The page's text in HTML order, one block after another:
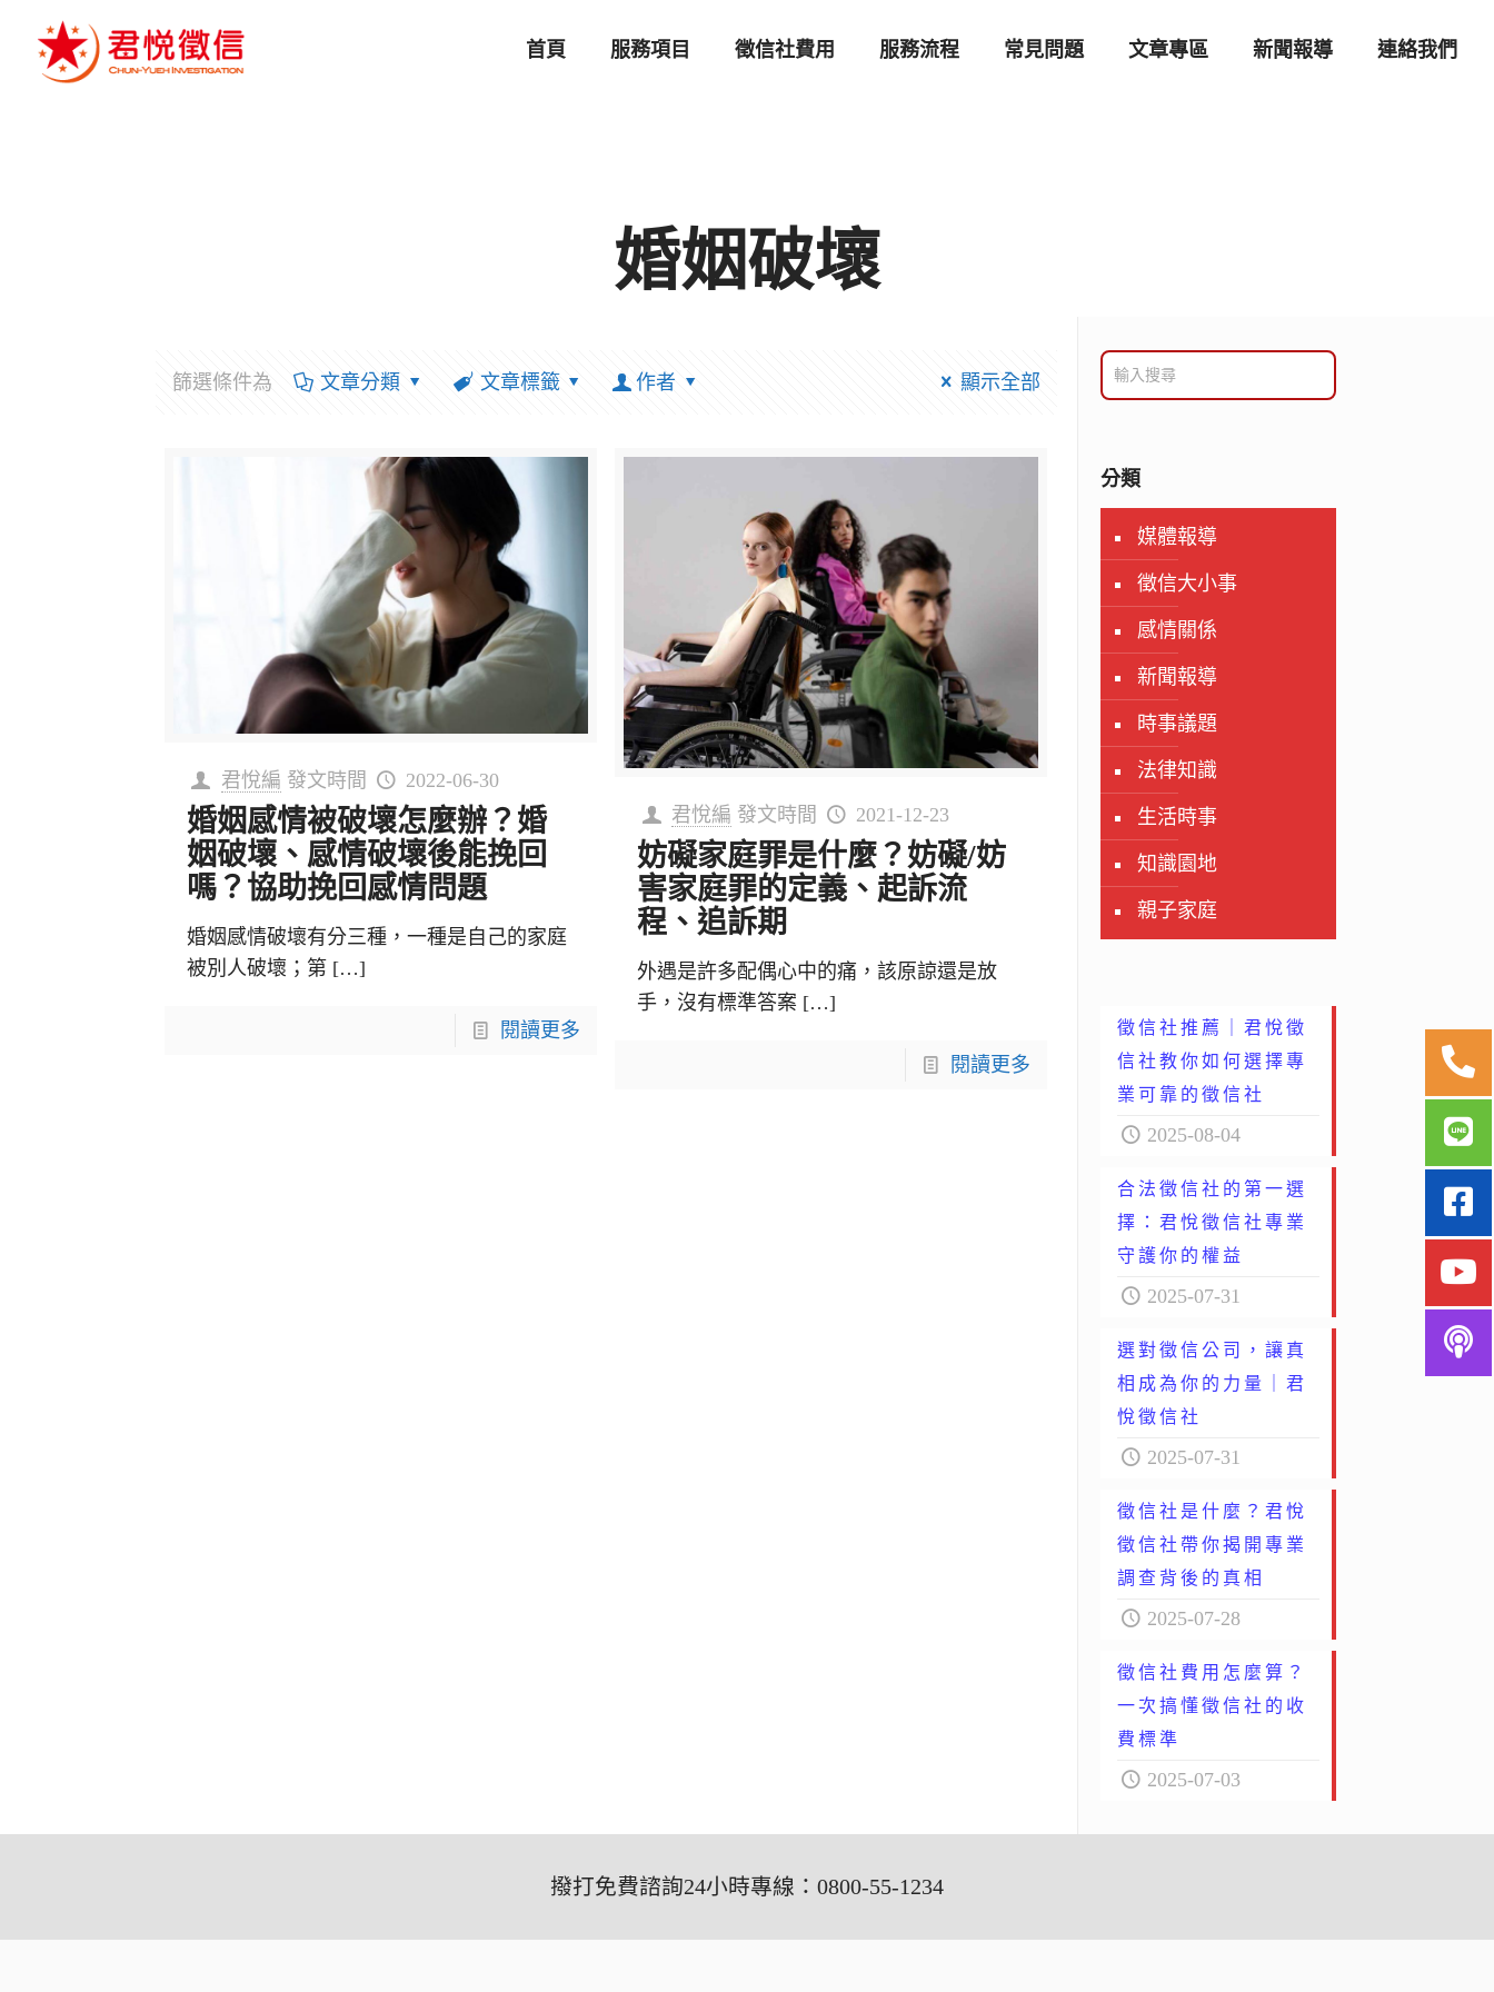
首頁 服務項目 徵信社費用 服務流程 常見問題 文章專區 新聞報導 連絡我們
婚姻破壞
篩選條件為 文章分類 文章標籤 作者 顯示全部
君悅編 發文時間 2022-06-30
婚姻感情被破壞怎麼辦？婚
姻破壞、感情破壞後能挽回
嗎？協助挽回感情問題
婚姻感情破壞有分三種，一種是自己的家庭
被別人破壞；第 […]
閱讀更多
君悅編 發文時間 2021-12-23
妨礙家庭罪是什麼？妨礙/妨
害家庭罪的定義、起訴流
程、追訴期
外遇是許多配偶心中的痛，該原諒還是放
手，沒有標準答案 […]
閱讀更多
分類
媒體報導
徵信大小事
感情關係
新聞報導
時事議題
法律知識
生活時事
知識園地
親子家庭
徵信社推薦｜君悅徵
信社教你如何選擇專
業可靠的徵信社
2025-08-04
合法徵信社的第一選
擇：君悅徵信社專業
守護你的權益
2025-07-31
選對徵信公司，讓真
相成為你的力量｜君
悅徵信社
2025-07-31
徵信社是什麼？君悅
徵信社帶你揭開專業
調查背後的真相
2025-07-28
徵信社費用怎麼算？
一次搞懂徵信社的收
費標準
2025-07-03
撥打免費諮詢24小時專線：0800-55-1234